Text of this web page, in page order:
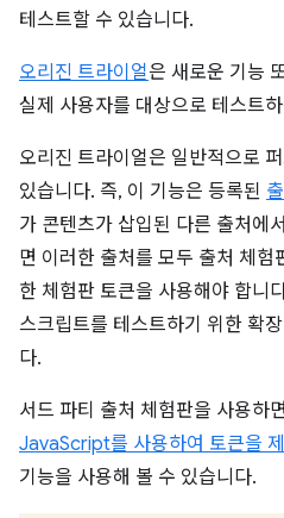
테스트할 수 있습니다.
오리진 트라이얼은 새로운 기능
실제 사용자를 대상으로 테스트
오리진 트라이얼은 일반적으로
있습니다. 즉, 이 기능은 등록된
가 콘텐츠가 삽입된 다른 출처에
면 이러한 출처를 모두 출처 체험
한 체험판 토큰을 사용해야 합니
스크립트를 테스트하기 위한 확
다.
서드 파티 출처 체험판을 사용하
JavaScript를 사용하여 토큰을
기능을 사용해 볼 수 있습니다.